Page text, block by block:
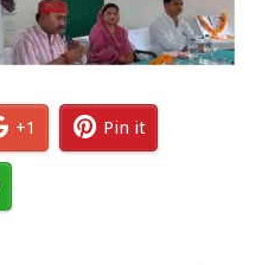
+1 Pin it